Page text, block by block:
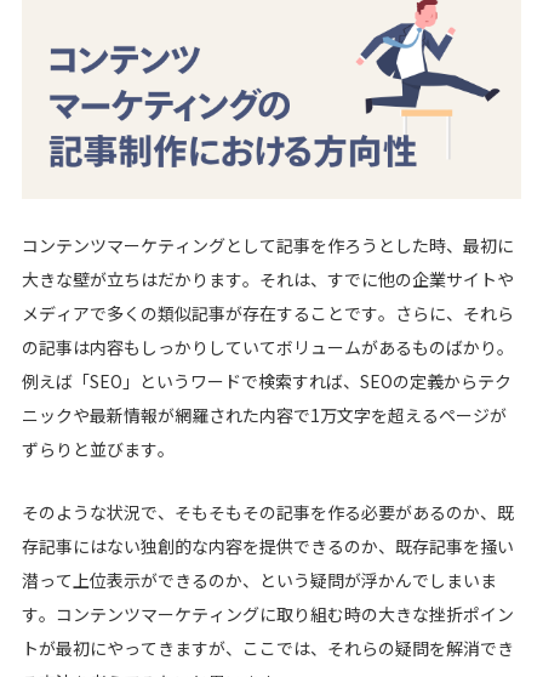
資料請求
シロクロマガジン
お問い合わせ
無料オンライン相談
コンテンツマーケティングとして記事を作ろうとした時、最初に
大きな壁が立ちはだかります。それは、すでに他の企業サイトや
メディアで多くの類似記事が存在することです。さらに、それら
の記事は内容もしっかりしていてボリュームがあるものばかり。
例えば「SEO」というワードで検索すれば、SEOの定義からテク
ニックや最新情報が網羅された内容で1万文字を超えるページが
ずらりと並びます。
そのような状況で、そもそもその記事を作る必要があるのか、既
存記事にはない独創的な内容を提供できるのか、既存記事を掻い
潜って上位表示ができるのか、という疑問が浮かんでしまいま
す。コンテンツマーケティングに取り組む時の大きな挫折ポイン
トが最初にやってきますが、ここでは、それらの疑問を解消でき